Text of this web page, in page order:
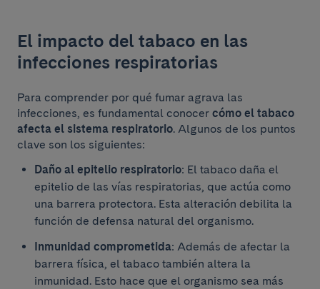
El impacto del tabaco en las
infecciones respiratorias
Para comprender por qué fumar agrava las
infecciones, es fundamental conocer cómo el tabaco
afecta el sistema respiratorio. Algunos de los puntos
clave son los siguientes:
Daño al epitelio respiratorio: El tabaco daña el
epitelio de las vías respiratorias, que actúa como
una barrera protectora. Esta alteración debilita la
función de defensa natural del organismo.
Inmunidad comprometida: Además de afectar la
barrera física, el tabaco también altera la
inmunidad. Esto hace que el organismo sea más